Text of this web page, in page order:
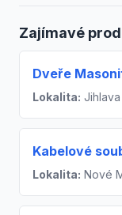
Zajímavé
Dveře
Lokalita: Jihlava
Kabelové
Lokalita: Nové